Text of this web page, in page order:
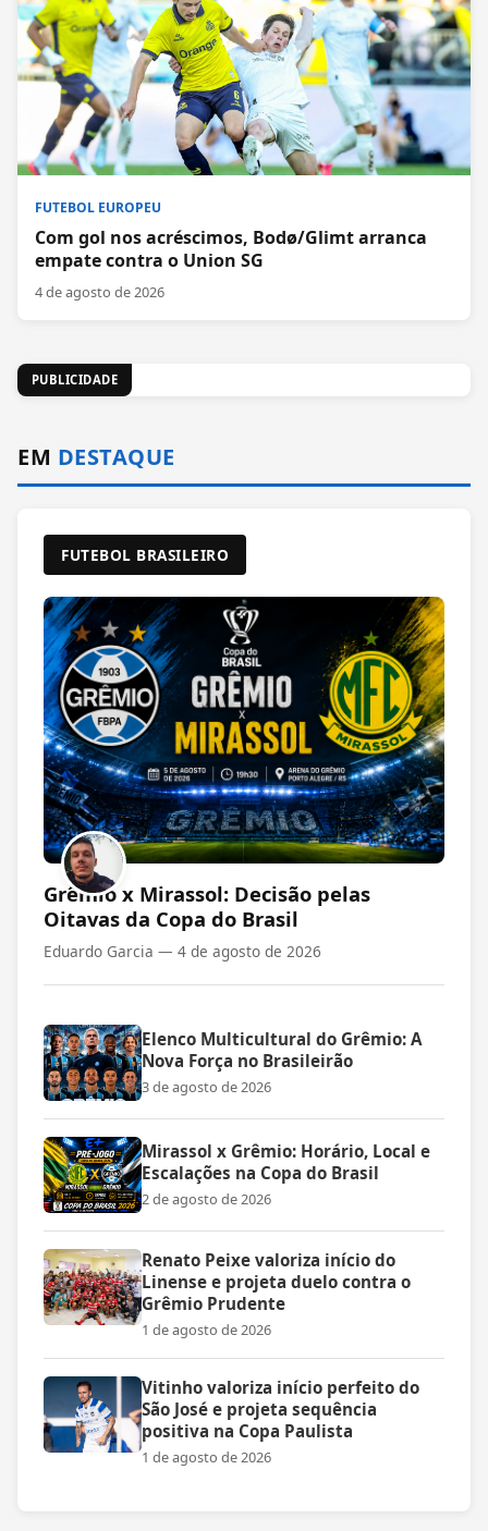
FUTEBOL EUROPEU
Com gol nos acréscimos, Bodø/Glimt arranca
empate contra o Union SG
4 de agosto de 2026
PUBLICIDADE
EM DESTAQUE
FUTEBOL BRASILEIRO
Grêmio x Mirassol: Decisão pelas
Oitavas da Copa do Brasil
Eduardo Garcia — 4 de agosto de 2026
Elenco Multicultural do Grêmio: A
Nova Força no Brasileirão
3 de agosto de 2026
Mirassol x Grêmio: Horário, Local e
Escalações na Copa do Brasil
2 de agosto de 2026
Renato Peixe valoriza início do
Linense e projeta duelo contra o
Grêmio Prudente
1 de agosto de 2026
Vitinho valoriza início perfeito do
São José e projeta sequência
positiva na Copa Paulista
1 de agosto de 2026